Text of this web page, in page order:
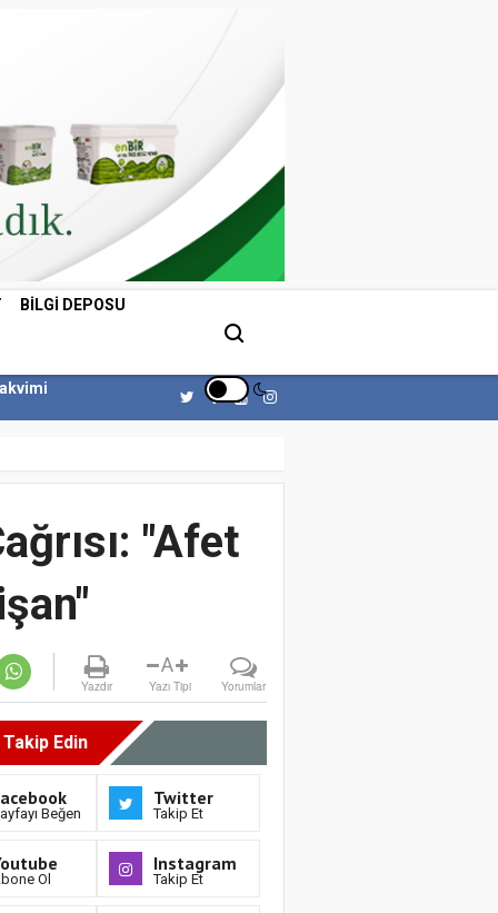
BILGI DEPOSU
"Afet
Yazdır
A
Yazı Tipi Yorumlar
Edin
Beğen
Twitter
Takip Et
Ol
Instagram
Takip Et